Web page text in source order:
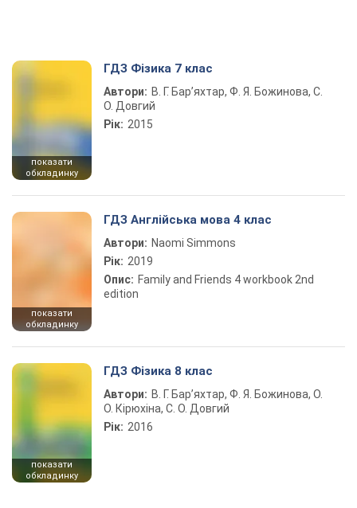
показати
обкладинку
ГДЗ Фізика 7 клас
Автори: В. Г. Бар’яхтар, Ф. Я. Божинова, С.
О. Довгий
Рік: 2015
показати
обкладинку
ГДЗ Англійська мова 4 клас
Автори: Naomi Simmons
Рік: 2019
Опис: Family and Friends 4 workbook 2nd
edition
показати
обкладинку
ГДЗ Фізика 8 клас
Автори: В. Г. Бар’яхтар, Ф. Я. Божинова, О.
О. Кірюхіна, С. О. Довгий
Рік: 2016